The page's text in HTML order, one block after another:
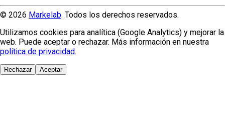
© 2026 Markelab. Todos los derechos reservados.
Utilizamos cookies para analítica (Google Analytics) y mejorar la
web. Puede aceptar o rechazar. Más información en nuestra
política de privacidad.
Rechazar Aceptar